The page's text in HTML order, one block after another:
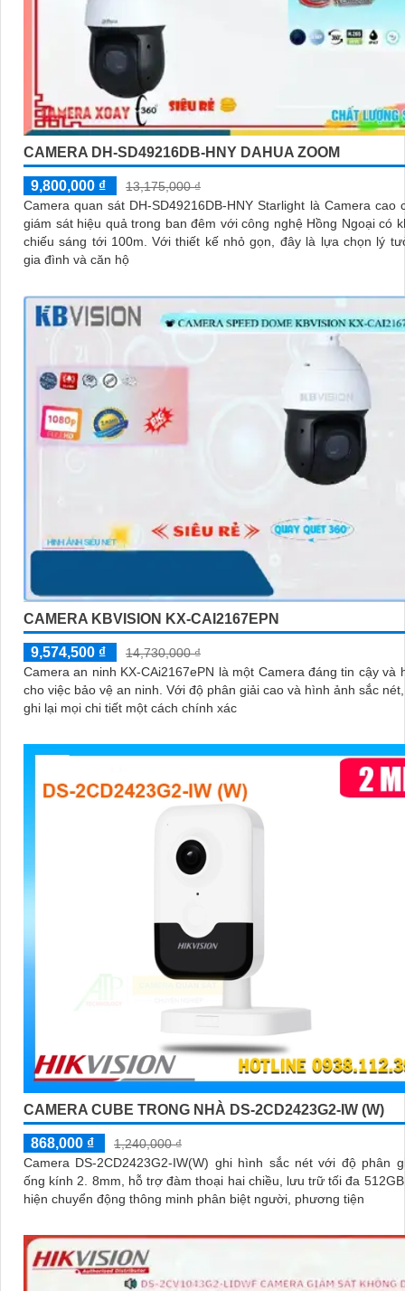
CAMERA DH-SD49216DB-HNY DAHUA ZOOM
9,800,000 ₫
13,175,000 ₫
Camera quan sát DH-SD49216DB-HNY Starlight là Camera cao
giám sát hiệu quả trong ban đêm với công nghệ Hồng Ngoại có
chiếu sáng tới 100m. Với thiết kế nhỏ gọn, đây là lựa chọn lý tưởng cho
gia đình và căn hộ
CAMERA KBVISION KX-CAI2167EPN
9,574,500 ₫
14,730,000 ₫
Camera an ninh KX-CAi2167ePN là một Camera đáng tin cậy và
cho việc bảo vệ an ninh. Với độ phân giải cao và hình ảnh sắc nét, nó giúp
ghi lại mọi chi tiết một cách chính xác
CAMERA CUBE TRONG NHÀ DS-2CD2423G2-IW (W)
868,000 ₫
1,240,000 ₫
Camera DS-2CD2423G2-IW(W) ghi hình sắc nét với độ phân
ống kính 2. 8mm, hỗ trợ đàm thoại hai chiều, lưu trữ tối đa
hiện chuyển động thông minh phân biệt người, phương tiện